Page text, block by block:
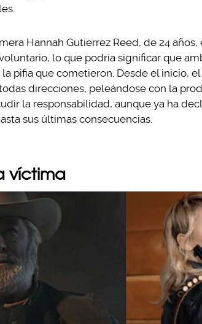
Hannah Gutierrez Reed, de 24
lo que podría significar que
pifia que cometieron. Desde el inicio,
direcciones, peleándose con la
la responsabilidad, aunque ya ha
sus últimas consecuencias.
víctima